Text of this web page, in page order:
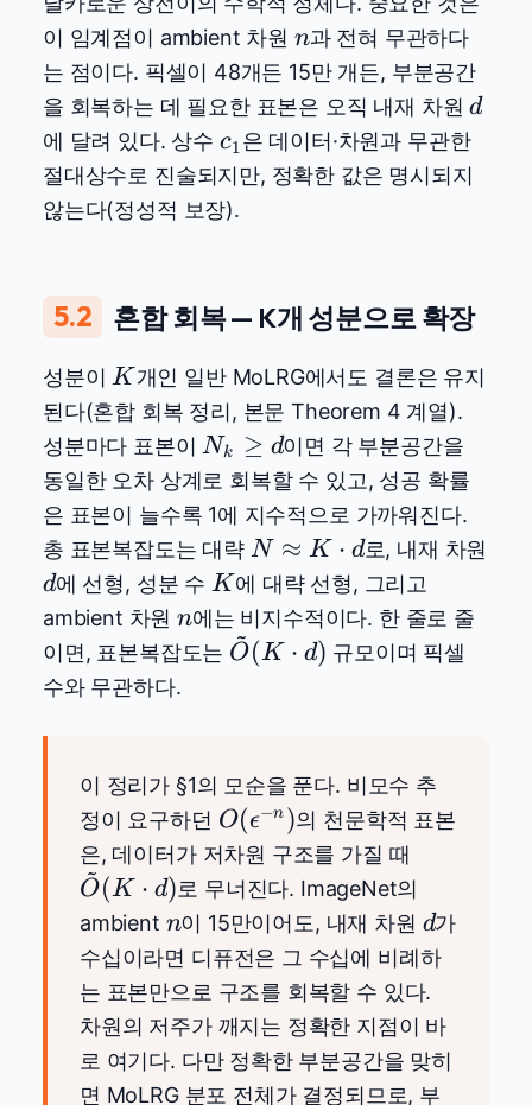
d
이 임계점이 ambient 차원 n
n과 전혀 무관하다
는 점이다. 픽셀이 48개든 15만 개든, 부분공간
을 회복하는 데 필요한 표본은 오직 내재 차원d
d
에 달려 있다. 상수 c_1
c1 은 데이터·차원과 무관한
절대상수로 진술되지만, 정확한 값은 명시되지
않는다(정성적 보장).
5.2 혼합 회복 — K개 성분으로 확장
성분이 K
K개인 일반 MoLRG에서도 결론은 유지
된다(혼합 회복 정리, 본문 Theorem 4 계열).
성분마다 표본이 N_k
\ge
d
Nk ≥ d이면 각 부분공간을
동일한 오차 상계로 회복할 수 있고, 성공 확률
은 표본이 늘수록 1에 지수적으로 가까워진다.
총 표본복잡도는 대략 N
\approx
K \cdot
d
N ≈ K ⋅ d로, 내재 차원
d
d에 선형, 성분 수 K
K에 대략 선형, 그리고
ambient 차원n
n에는 비지수적이다. 한 줄로 줄
이면, 표본복잡도는 \tilde{O}
O
~
(K ⋅ d) 규모이며 픽셀
수와 무관하다.
이 정리가 §1의 모순을 푼다. 비모수 추
정이 요구하던 O(\epsilon^{-
n})
O(ϵ−n )의 천문학적 표본
은, 데이터가 저차원 구조를 가질 때
(K\cdot
d)
O
~
(K ⋅ d)로 무너진다. ImageNet의
ambient n
n이 15만이어도, 내재 차원 d
d가
수십이라면 디퓨전은 그 수십에 비례하
는 표본만으로 구조를 회복할 수 있다.
차원의 저주가 깨지는 정확한 지점이 바
로 여기다. 다만 정확한 부분공간을 맞히
면 MoLRG 분포 전체가 결정되므로, 부